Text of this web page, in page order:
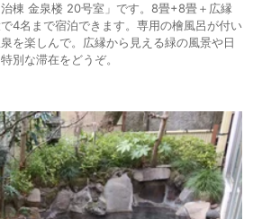
棟 金泉楼 20号室」です。8畳+8畳＋広縁
4名まで宿泊できます。専用の檜風呂が付い
を楽しんで。広縁から見える緑の風景や日
別な滞在をどうぞ。